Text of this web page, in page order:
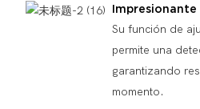
Impresionante
Su función de
permite una
garantizando
momento.